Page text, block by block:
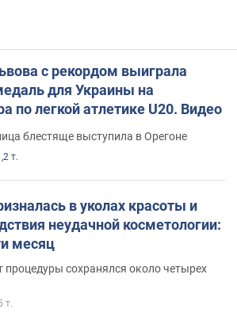
с рекордом выиграла
для Украины на
по легкой атлетике U20. Видео
блестяще выступила в Орегоне
т.
в уколах красоты и
неудачной косметологии:
месяц
сохранялся около четырех
т.